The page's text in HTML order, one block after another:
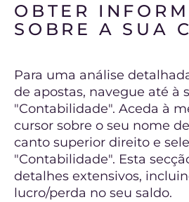
OBTER
SOBRE A SUA
Para uma análise
de apostas, navegue até à
"Contabilidade". Aceda à
cursor sobre o seu nome
canto superior direito e
"Contabilidade". Esta
detalhes extensivos,
lucro/perda no seu saldo.